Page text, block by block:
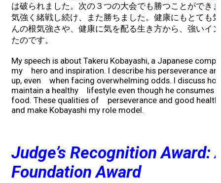
は破られました。次の３つの大会でも勝つことができ
気強く緒戦し続け、また勝ちました。健康にもとても
んの根気強さや、健康に気を配る生き方から、強いイ
たのです。
My speech is about Takeru Kobayashi, a Japanese
my hero and inspiration. I describe his perseverance
up, even when facing overwhelming odds. I discuss
maintain a healthy lifestyle even though he consumes
food. These qualities of perseverance and good health
and make Kobayashi my role model.
Judge’s Recognition Award:
Foundation Award